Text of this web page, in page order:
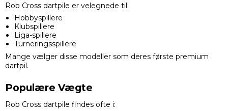
Rob Cross dartpile er velegnede til:
Hobbyspillere
Klubspillere
Liga-spillere
Turneringsspillere
Mange vælger disse modeller som deres første premium
dartpil.
Populære Vægte
Rob Cross dartpile findes ofte i: